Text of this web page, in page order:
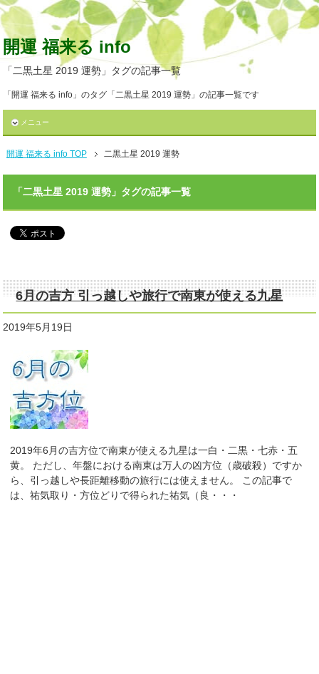
開運 福来る info
「二黒土星 2019 運勢」タグの記事一覧
「開運 福来る info」のタグ「二黒土星 2019 運勢」の記事一覧です
メニュー
開運 福来る info TOP 二黒土星 2019 運勢
「二黒土星 2019 運勢」タグの記事一覧
6月の吉方 引っ越しや旅行で南東が使える九星
2019年5月19日
2019年6月の吉方位で南東が使える九星は一白・二黒・七赤・五
黄。 ただし、年盤における南東は万人の凶方位（歳破殺）ですか
ら、引っ越しや長距離移動の旅行には使えません。 この記事で
は、祐気取り・方位どりで得られた祐気（良・・・